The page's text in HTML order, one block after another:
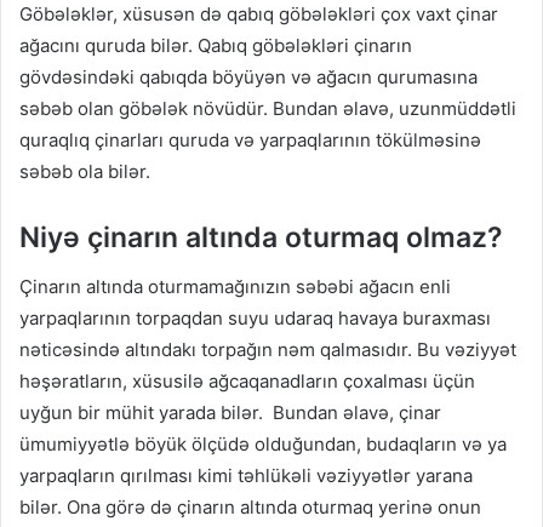
Göbələklər, xüsusən də qabıq göbələkləri çox vaxt çinar
ağacını quruda bilər. Qabıq göbələkləri çinarın
gövdəsindəki qabıqda böyüyən və ağacın qurumasına
səbəb olan göbələk növüdür. Bundan əlavə, uzunmüddətli
quraqlıq çinarları quruda və yarpaqlarının tökülməsinə
səbəb ola bilər.
Niyə çinarın altında oturmaq olmaz?
Çinarın altında oturmamağınızın səbəbi ağacın enli
yarpaqlarının torpaqdan suyu udaraq havaya buraxması
nəticəsində altındakı torpağın nəm qalmasıdır. Bu vəziyyət
həşəratların, xüsusilə ağcaqanadların çoxalması üçün
uyğun bir mühit yarada bilər. Bundan əlavə, çinar
ümumiyyətlə böyük ölçüdə olduğundan, budaqların və ya
yarpaqların qırılması kimi təhlükəli vəziyyətlər yarana
bilər. Ona görə də çinarın altında oturmaq yerinə onun